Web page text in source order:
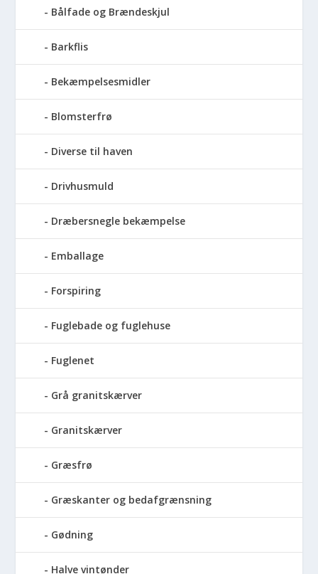
Bålfade og Brændeskjul
Barkflis
Bekæmpelsesmidler
Blomsterfrø
Diverse til haven
Drivhusmuld
Dræbersnegle bekæmpelse
Emballage
Forspiring
Fuglebade og fuglehuse
Fuglenet
Grå granitskærver
Granitskærver
Græsfrø
Græskanter og bedafgrænsning
Gødning
Halve vintønder